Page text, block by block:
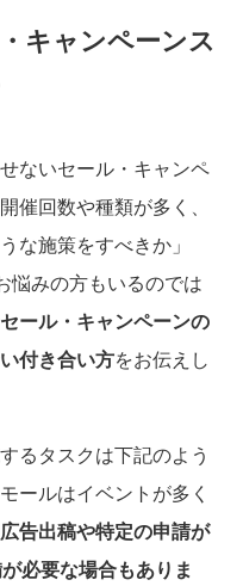
キャンペーンス
ないセール・キャンペ
催回数や種類が多く、
な施策をすべきか」
悩みの方もいるのでは
ール・キャンペーンの
付き合い方をお伝えし
るタスクは下記のよう
ールはイベントが多く
広告出稿や特定の申請が
必要な場合もありま